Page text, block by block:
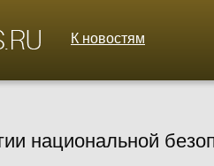
К новостям
национальной